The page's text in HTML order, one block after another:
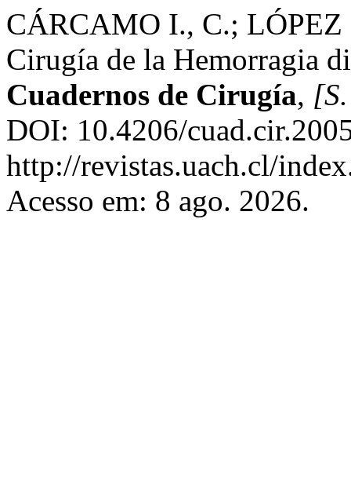
CÁRCAMO I., C.;
Cirugía de la Hemorragia
Cuadernos de Cirugía,
DOI: 10.4206/
http://revistas.uach.cl/
Acesso em: 8 ago. 2026.